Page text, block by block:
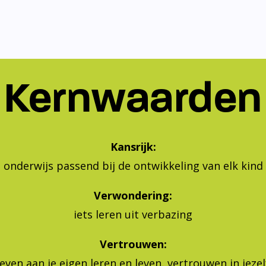
Kernwaarden
Kansrijk:
onderwijs passend bij de ontwikkeling van elk kind
Verwondering:
iets leren uit verbazing
Vertrouwen:
aan je eigen leren en leven, vertrouwen in